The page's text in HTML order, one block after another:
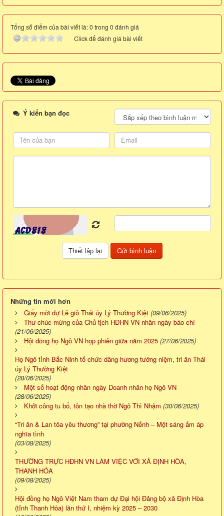
Tổng số điểm của bài viết là: 0 trong 0 đánh giá
Click để đánh giá bài viết
Ý kiến bạn đọc
Những tin mới hơn
Giấy mời dự Lễ giỗ Thái úy Lý Thường Kiệt (09/06/2025)
Thư chúc mừng của Chủ tịch HĐHN VN nhân ngày báo chí
(21/06/2025)
Hội đồng họ Ngô VN họp phiên giữa năm 2025 (27/06/2025)
Họ Ngô tỉnh Bắc Ninh tổ chức dâng hương tưởng niệm, tri ân Thái
úy Lý Thường Kiệt
(28/06/2025)
Một số hoạt động nhân ngày Doanh nhân họ Ngô VN
(28/06/2025)
Khởi công tu bổ, tôn tạo nhà thờ Ngô Thì Nhậm (30/06/2025)
“Tri ân & Lan tỏa yêu thương” tại phường Nếnh – Một sáng ấm áp
nghĩa tình
(03/08/2025)
THƯỜNG TRỰC HĐHN VN LÀM VIỆC VỚI XÃ ĐỊNH HÒA,
THANH HÓA
(09/08/2025)
Hội đồng họ Ngô Việt Nam tham dự Đại hội Đảng bộ xã Định Hòa
(tỉnh Thanh Hóa) lần thứ I, nhiệm kỳ 2025 – 2030